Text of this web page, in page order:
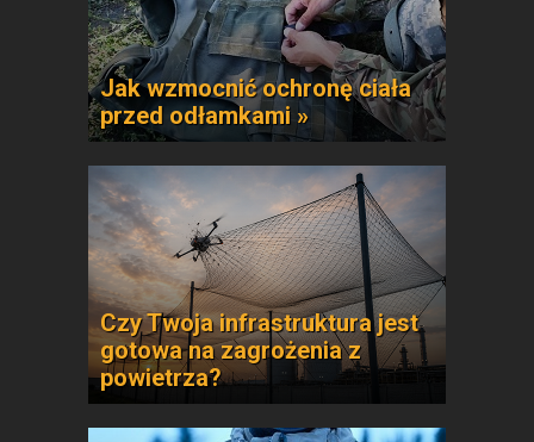
Jak wzmocnić ochronę ciała
przed odłamkami »
Czy Twoja infrastruktura jest
gotowa na zagrożenia z
powietrza?